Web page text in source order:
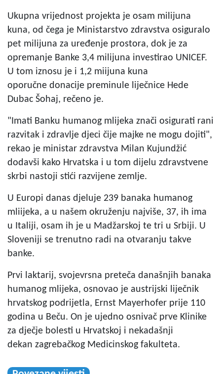
Ukupna vrijednost projekta je osam milijuna
kuna, od čega je Ministarstvo zdravstva osiguralo
pet milijuna za uređenje prostora, dok je za
opremanje Banke 3,4 milijuna investirao UNICEF.
U tom iznosu je i 1,2 miijuna kuna
oporučne donacije preminule liječnice Hede
Dubac Šohaj, rečeno je.
"Imati Banku humanog mlijeka znači osigurati rani
razvitak i zdravlje djeci čije majke ne mogu dojiti",
rekao je ministar zdravstva Milan Kujundžić
dodavši kako Hrvatska i u tom dijelu zdravstvene
skrbi nastoji stići razvijene zemlje.
U Europi danas djeluje 239 banaka humanog
mliijeka, a u našem okruženju najviše, 37, ih ima
u Italiji, osam ih je u Madžarskoj te tri u Srbiji. U
Sloveniji se trenutno radi na otvaranju takve
banke.
Prvi laktarij, svojevrsna preteča današnjih banaka
humanog mlijeka, osnovao je austrijski liječnik
hrvatskog podrijetla, Ernst Mayerhofer prije 110
godina u Beču. On je ujedno osnivač prve Klinike
za dječje bolesti u Hrvatskoj i nekadašnji
dekan zagrebačkog Medicinskog fakulteta.